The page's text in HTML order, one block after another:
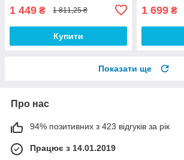
1 449 ₴ 1 811,25 ₴
Купити
1 699 ₴
Показати ще
Про нас
94% позитивних з 423 відгуків за рік
Працює з 14.01.2019